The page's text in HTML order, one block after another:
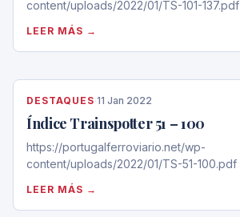
content/uploads/2022/01/TS-101-137.pdf
LEER MÁS →
DESTAQUES·11 Jan 2022
Índice Trainspotter 51 – 100
https://portugalferroviario.net/wp-
content/uploads/2022/01/TS-51-100.pdf
LEER MÁS →